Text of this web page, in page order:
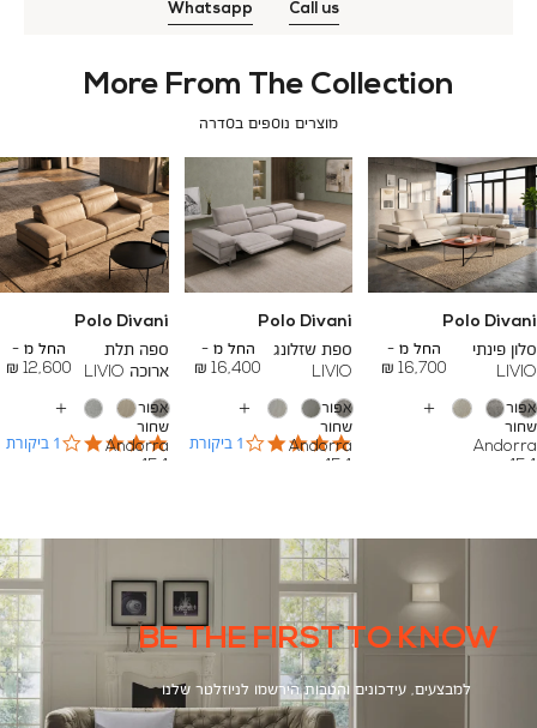
Call us
Whatsapp
More From The Collection
מוצרים נוספים בסדרה
Polo Divani
סלון פינתי
LIVIO
החל מ -
16,700 ₪
27,400 ₪
אפור
שחור
Andorra
עוד
Polo Divani
ספת שזלונג
LIVIO
החל מ -
16,400 ₪
To
24,700 ₪
אפור
שחור
Andorra
עוד
צבעים
4.0
1 ביקורת
Polo Divani
ספה תלת
ארוכה LIVIO
החל מ -
12,600 ₪
To
16,400 ₪
אפור
שחור
Andorra
עוד
צבעים
4.01 ביקורת
BE THE FIRST TO KNOW
למבצעים, עידכונים והטבות הירשמו לניוזלטר שלנו